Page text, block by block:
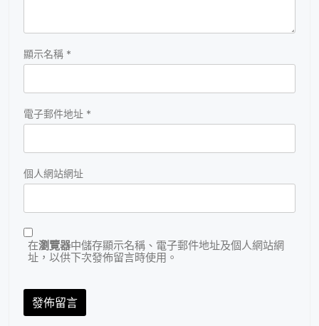
顯示名稱 *
電子郵件地址 *
個人網站網址
在瀏覽器中儲存顯示名稱、電子郵件地址及個人網站網
址，以供下次發佈留言時使用。